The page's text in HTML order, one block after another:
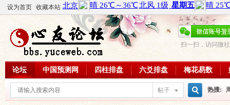
设为首页 收藏本站
扫一扫，访问微
论坛 中国预测网 四柱排盘 六爻排盘 梅花易数
帖子 热搜: